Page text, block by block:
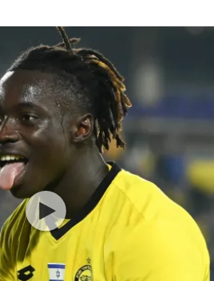
הפועל תל אביב
הפועל חיפה
הפועל באר שבע
מכבי נתניה
בני יהודה